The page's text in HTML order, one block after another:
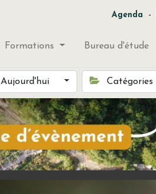
Agenda -
Formations Bureau d'étude
Aujourd'hui Catégories